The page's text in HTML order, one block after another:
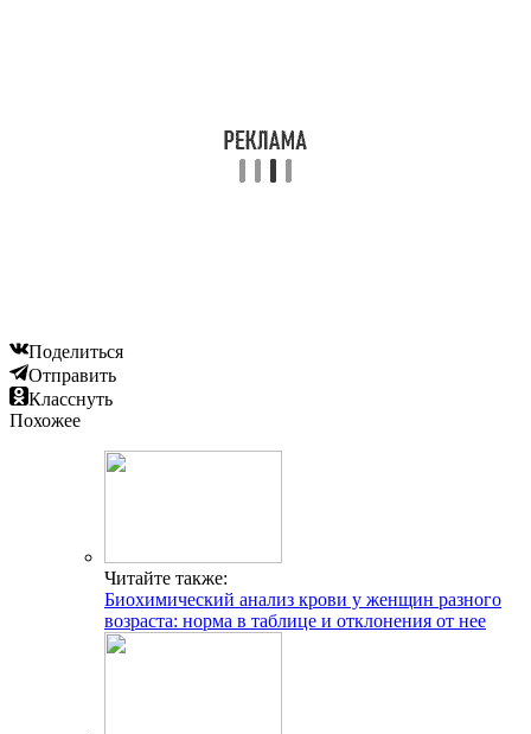
Поделиться
Отправить
Класснуть
Похожее
Читайте также:
Биохимический анализ крови у женщин разного
возраста: норма в таблице и отклонения от нее